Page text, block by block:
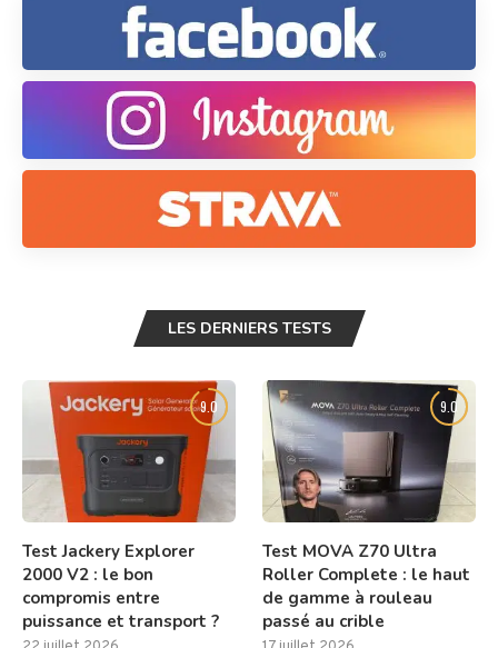
LES DERNIERS TESTS
9.0
Test Jackery Explorer
2000 V2 : le bon
compromis entre
puissance et transport ?
9.0
Test MOVA Z70 Ultra
Roller Complete : le haut
de gamme à rouleau
passé au crible